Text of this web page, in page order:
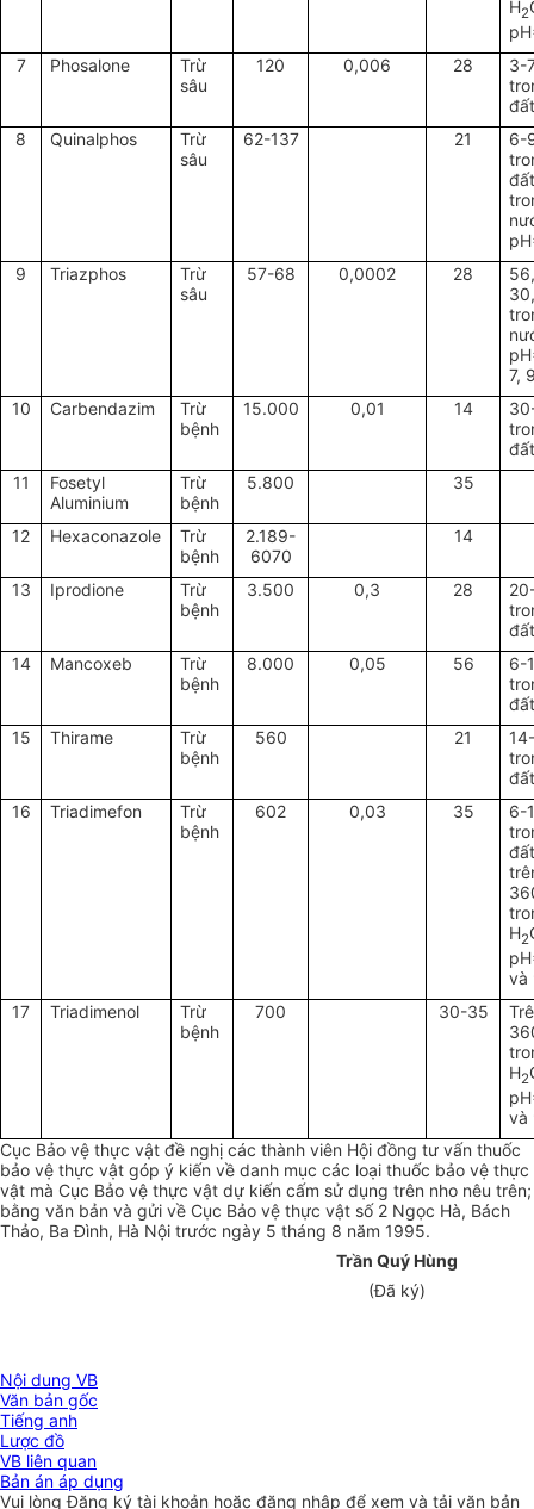
H2
7
Phosalone
Trừ
sâu
120 0,006 28
3-
8
Quinalphos
Trừ
sâu
62-137 21
6-
9
Triazphos
Trừ
sâu
57-68 0,0002 28
7,
10
Carbendazim
Trừ
bệnh
15.000 0,01 14
11
Fosetyl
Aluminium
Trừ
bệnh
5.800 35
12 Hexaconazole
Trừ
bệnh
2.189-
6070
14
13 Iprodione
Trừ
bệnh
3.500 0,3 28
14
Mancoxeb
Trừ
bệnh
8.000 0,05 56
6-
15
Thirame
Trừ
bệnh
560 21
16
Triadimefon
Trừ
bệnh
602 0,03 35
6-
H2
và
17
Triadimenol
Trừ
bệnh
700 30-35
H2
và
Cục Bảo vệ thực vật đề nghị các thành viên Hội đồng tư vấn thuốc
bảo vệ thực vật góp ý kiến về danh mục các loại thuốc bảo vệ thực
vật mà Cục Bảo vệ thực vật dự kiến cấm sử dụng trên nho nêu trên;
bằng văn bản và gửi về Cục Bảo vệ thực vật số 2 Ngọc Hà, Bách
Thảo, Ba Đình, Hà Nội trước ngày 5 tháng 8 năm 1995.
Trần Quý Hùng
(Đã ký)
Nội dung VB
Văn bản gốc
Tiếng anh
Lược đồ
VB liên quan
Bản án áp dụng
Vui lòngĐăng ký tài khoản hoặc đăng nhập để xem và tải văn bản